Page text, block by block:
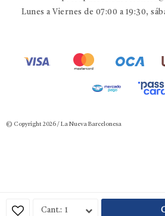
1
Lunes a Viernes de 07:00 a 19:30,
© Copyright 2026 / La Nueva Barcelonesa